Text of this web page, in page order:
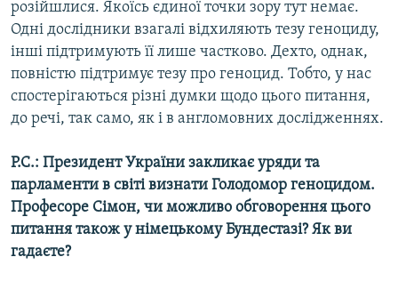
розійшлися. Якоїсь єдиної точки зору тут немає.
Одні дослідники взагалі відхиляють тезу геноциду,
інші підтримують її лише частково. Дехто, однак,
повністю підтримує тезу про геноцид. Тобто, у нас
спостерігаються різні думки щодо цього питання,
до речі, так само, як і в англомовних дослідженнях.
Р.С.: Президент України закликає уряди та
парламенти в світі визнати Голодомор геноцидом.
Професоре Сімон, чи можливо обговорення цього
питання також у німецькому Бундестазі? Як ви
гадаєте?